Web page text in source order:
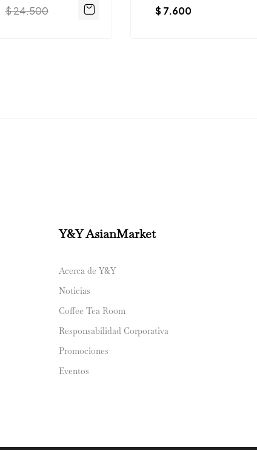
$24.500 $7.600
Y&Y AsianMarket
Acerca de Y&Y
Noticias
Coffee Tea Room
Responsabilidad Corporativa
Promociones
Eventos